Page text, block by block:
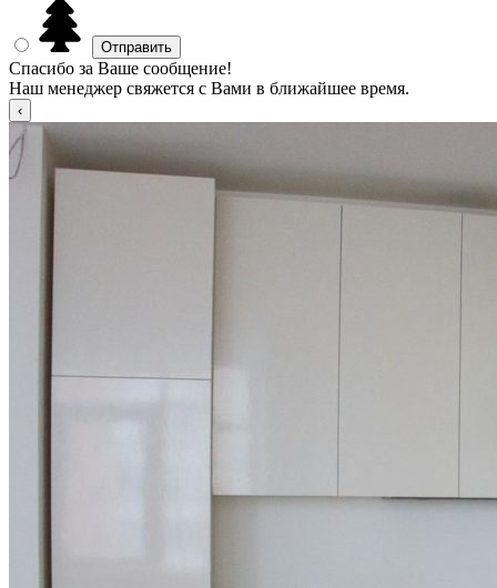
Спасибо за Ваше сообщение!
Наш менеджер свяжется с Вами в ближайшее время.